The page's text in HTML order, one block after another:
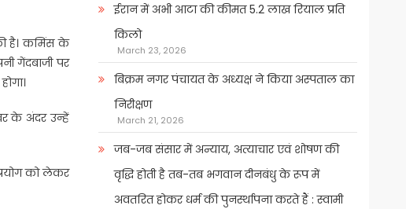
है। कमिंस के
गेंदबाजी पर
के अंदर उन्हें
को लेकर
ईरान में अभी आटा की कीमत 5.2 लाख रियाल प्रति
किलो
March 23, 2026
बिक्रम नगर पंचायत के अध्यक्ष ने किया अस्पताल का
निरीक्षण
March 21, 2026
जब-जब संसार में अन्याय, अत्याचार एवं शोषण की
वृद्धि होती है तब-तब भगवान दीनबंधु के रूप में
अवतरित होकर धर्म की पुनर्स्थापना करते हैं : स्वामी